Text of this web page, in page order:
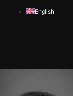
English